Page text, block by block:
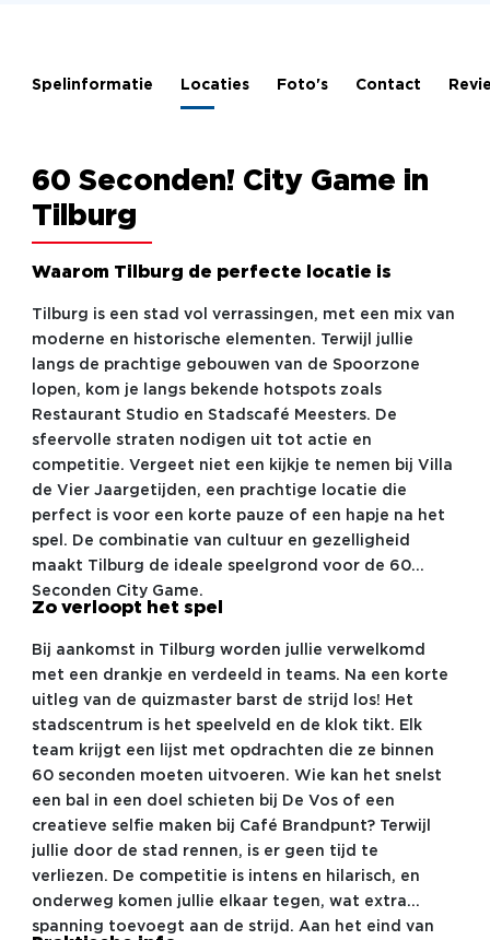
Spelinformatie Locaties Foto's Contact
60 Seconden! City Game in
Tilburg
Waarom Tilburg de perfecte locatie is
Tilburg is een stad vol verrassingen, met een mix van
moderne en historische elementen. Terwijl jullie
langs de prachtige gebouwen van de Spoorzone
lopen, kom je langs bekende hotspots zoals
Restaurant Studio en Stadscafé Meesters. De
sfeervolle straten nodigen uit tot actie en
competitie. Vergeet niet een kijkje te nemen bij Villa
de Vier Jaargetijden, een prachtige locatie die
perfect is voor een korte pauze of een hapje na het
spel. De combinatie van cultuur en gezelligheid
maakt Tilburg de ideale speelgrond voor de 60
Seconden City Game.
Zo verloopt het spel
Bij aankomst in Tilburg worden jullie verwelkomd
met een drankje en verdeeld in teams. Na een korte
uitleg van de quizmaster barst de strijd los! Het
stadscentrum is het speelveld en de klok tikt. Elk
team krijgt een lijst met opdrachten die ze binnen
60 seconden moeten uitvoeren. Wie kan het snelst
een bal in een doel schieten bij De Vos of een
creatieve selfie maken bij Café Brandpunt? Terwijl
jullie door de stad rennen, is er geen tijd te
verliezen. De competitie is intens en hilarisch, en
onderweg komen jullie elkaar tegen, wat extra
spanning toevoegt aan de strijd. Aan het eind van